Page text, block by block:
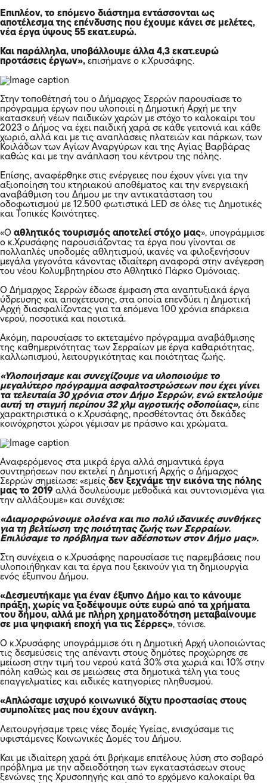
Επιπλέον, το επόμενο διάστημα εντάσσονται ως
αποτέλεσμα της επένδυσης που έχουμε κάνει σε μελέτες,
νέα έργα ύψους 55 εκατ.ευρώ.
Και παράλληλα, υποβάλλουμε άλλα 4,3 εκατ.ευρώ
προτάσεις έργων», επισήμανε ο κ.Χρυσάφης.
Στην τοποθέτησή του ο Δήμαρχος Σερρών παρουσίασε το
πρόγραμμα έργων που υλοποιεί η Δημοτική Αρχή με την
κατασκευή νέων παιδικών χαρών με στόχο το καλοκαίρι του
2023 ο Δήμος να έχει παιδική χαρά σε κάθε γειτονιά και κάθε
χωριό, αλλά και με τις αναπλάσεις πλατειών και πάρκων, των
Κοιλάδων των Αγίων Αναργύρων και της Αγίας Βαρβάρας
καθώς και με την ανάπλαση του κέντρου της πόλης.
Επίσης, αναφέρθηκε στις ενέργειες που έχουν γίνει για την
αξιοποίηση του κτηριακού αποθέματος και την ενεργειακή
αναβάθμιση του Δήμου με την αντικατάσταση του
οδοφωτισμού με 12.500 φωτιστικά LED σε όλες τις Δημοτικές
και Τοπικές Κοινότητες.
«Ο αθλητικός τουρισμός αποτελεί στόχο μας», υπογράμμισε
ο κ.Χρυσάφης παρουσιάζοντας τα έργα που γίνονται σε
πολλαπλές υποδομές αθλητισμού, ικανές να φιλοξενήσουν
μεγάλα γεγονότα κάνοντας ιδιαίτερη αναφορά στην ανέγερση
του νέου Κολυμβητηρίου στο Αθλητικό Πάρκο Ομόνοιας.
Ο Δήμαρχος Σερρών έδωσε έμφαση στα αναπτυξιακά έργα
ύδρευσης και αποχέτευσης, στα οποία επενδύει η Δημοτική
Αρχή διασφαλίζοντας για τα επόμενα 100 χρόνια επάρκεια
νερού, ποσοτικά και ποιοτικά.
Ακόμη, παρουσίασε το εκτεταμένο πρόγραμμα αναβάθμισης
της καθημερινότητας των Σερραίων με έργα καθαριότητας,
καλλωπισμού, λειτουργικότητας και ποιότητας ζωής.
«Υλοποιήσαμε και συνεχίζουμε να υλοποιούμε το
μεγαλύτερο πρόγραμμα ασφαλτοστρώσεων που έχει γίνει
τα τελευταία 30 χρόνια στον Δήμο Σερρών, ενώ εκτελούμε
αυτή τη στιγμή περίπου 32 χλμ αγροτικής οδοποίιας», είπε
χαρακτηριστικά ο κ.Χρυσάφης, προσθέτοντας ότι δεκάδες
κοινόχρηστοι χώροι γέμισαν με πράσινο και χρώματα.
Αναφερόμενος στα μικρά έργα αλλά σημαντικά έργα
συντηρήσεων που εκτελεί η Δημοτική Αρχής ο Δήμαρχος
Σερρών σημείωσε: «εμείς δεν ξεχνάμε την εικόνα της πόλης
μας το 2019 αλλά δουλεύουμε μεθοδικά και συντονισμένα για
την αλλάξουμε» και συνέχισε:
«Διαμορφώνουμε ολοένα και πιο πολύ ιδανικές συνθήκες
για τη βελτίωση της ποιότητας ζωής των Σερραίων.
Επιλύσαμε το πρόβλημα των αδέσποτων στον Δήμο μας».
Στη συνέχεια ο κ.Χρυσάφης παρουσίασε τις παρεμβάσεις που
υλοποιήθηκαν και τα έργα που ξεκινούν για τη δημιουργία
ενός έξυπνου Δήμου.
«Δεσμευτήκαμε για έναν έξυπνο Δήμο και το κάνουμε
πράξη, χωρίς να ξοδέψουμε ούτε ευρώ από τα χρήματα
του δήμου, αλλά με πλήρη χρηματοδότηση μεταβαίνουμε
σε μια ψηφιακή εποχή για τις Σέρρες», τόνισε.
Ο κ.Χρυσάφης υπογράμμισε ότι η Δημοτική Αρχή υλοποιώντας
τις δεσμεύσεις της απέναντι στους δημότες προχώρησε σε
μείωση στην τιμή του νερού κατά 30% στα χωριά και 10% στην
πόλη καθώς και σε μειώσεις στα δημοτικά τέλη για τους
επαγγελματίες και ειδικές κατηγορίες πληθυσμού.
«Απλώσαμε ισχυρό κοινωνικό δίχτυ προστασίας στους
συμπολίτες μας που έχουν ανάγκη.
Λειτουργήσαμε τρεις νέες δομές Υγείας, ενισχύσαμε τις
υφιστάμενες Κοινωνικές Δομές του Δήμου.
Και με ιδιαίτερη χαρά ότι βρήκαμε επιτέλους λύση στο σοβαρό
πρόβλημα με την αδειοδότηση των εγκαταστάσεων στους
ξενώνες της Χρυσοπηγής και από το ερχόμενο καλοκαίρι θα